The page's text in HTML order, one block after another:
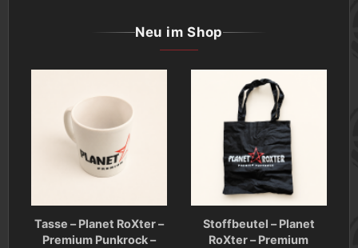
Neu im Shop
Tasse – Planet RoXter –
Premium Punkrock –
Stoffbeutel – Planet
RoXter – Premium